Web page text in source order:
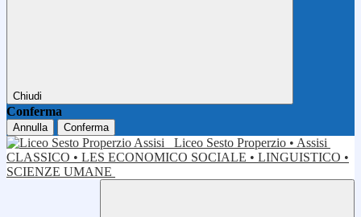
Chiudi
Conferma
Annulla Conferma
Liceo Sesto Properzio • Assisi
CLASSICO • LES ECONOMICO SOCIALE • LINGUISTICO •
SCIENZE UMANE